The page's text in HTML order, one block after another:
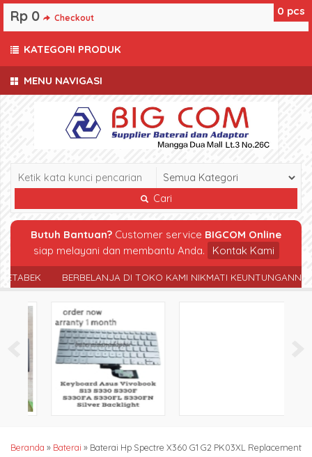
MENU NAVIGASI
Cari
Butuh Bantuan? Customer service BIGCOM Online
siap melayani dan membantu Anda.
Kontak Kami
BERBELANJA DI TOKO KAMI NIKMATI KEUNTUNGANNYA
Beranda » Baterai » Baterai Hp Spectre X360 G1 G2 PK03XL Replacement
0 pcs
Rp 0 Checkout
KATEGORI PRODUK